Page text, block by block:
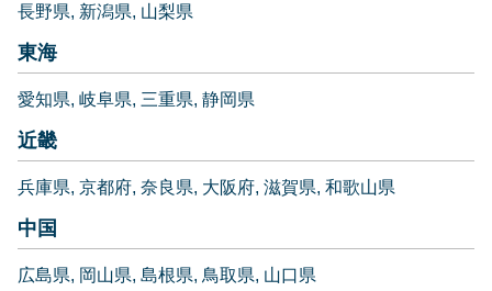
長野県 新潟県 山梨県
東海
愛知県 岐阜県 三重県 静岡県
近畿
兵庫県 京都府 奈良県 大阪府 滋賀県 和歌山県
中国
広島県 岡山県 島根県 鳥取県 山口県